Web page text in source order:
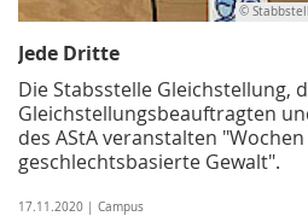
©
Jede Dritte
Die Stabsstelle Gleichstellung,
Gleichstellungsbeauftragten
des AStA veranstalten
geschlechtsbasierte Gewalt".
17.11.2020 | Campus